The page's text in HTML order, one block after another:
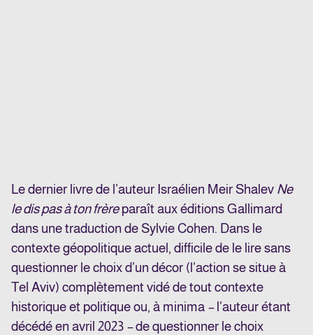
Le dernier livre de l’auteur Israélien Meir Shalev Ne
le dis pas à ton frèreparaît aux éditions Gallimard
dans une traduction de Sylvie Cohen. Dans le
contexte géopolitique actuel, difficile de le lire sans
questionner le choix d’un décor (l’action se situe à
Tel Aviv) complètement vidé de tout contexte
historique et politique ou, à minima –l’auteur étant
décédé en avril 2023 –de questionner le choix